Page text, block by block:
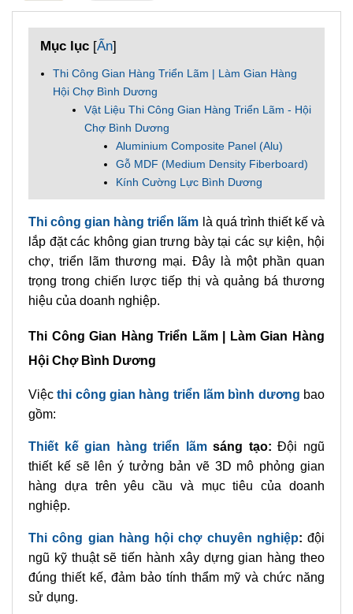
Mục lục [Ẩn]
Thi Công Gian Hàng Triển Lãm | Làm Gian Hàng
Hội Chợ Bình Dương
Vật Liệu Thi Công Gian Hàng Triển Lãm - Hội
Chợ Bình Dương
Aluminium Composite Panel (Alu)
Gỗ MDF (Medium Density Fiberboard)
Kính Cường Lực Bình Dương
Thi công gian hàng triển lãm là quá trình thiết kế và
lắp đặt các không gian trưng bày tại các sự kiện, hội
chợ, triển lãm thương mại. Đây là một phần quan
trọng trong chiến lược tiếp thị và quảng bá thương
hiệu của doanh nghiệp.
Thi Công Gian Hàng Triển Lãm | Làm Gian Hàng
Hội Chợ Bình Dương
Việcthi công gian hàng triển lãm bình dương bao
gồm:
Thiết kế gian hàng triển lãmsáng tạo:Đội ngũ
thiết kế sẽ lên ý tưởng bản vẽ 3D mô phỏng gian
hàng dựa trên yêu cầu và mục tiêu của doanh
nghiệp.
Thi công gian hàng hội chợ chuyên nghiệp: đội
ngũ kỹ thuật sẽ tiến hành xây dựng gian hàng theo
đúng thiết kế, đảm bảo tính thẩm mỹ và chức năng
sử dụng.